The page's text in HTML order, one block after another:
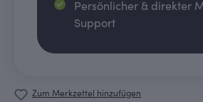
Persönlicher & direkter
Support
Zum Merkzettel hinzufügen